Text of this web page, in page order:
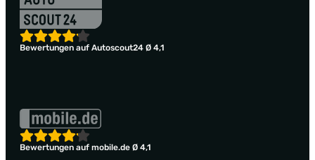
Bewertungen auf Autoscout24 Ø 4,1
Bewertungen auf mobile.de Ø 4,1